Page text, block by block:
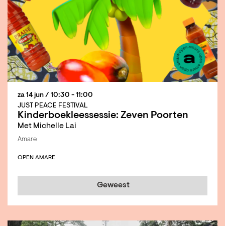
Kinderboek­leessessie: Zeven Poorten
Met Michelle Lai
JUST PEACE FESTIVAL
za 14 jun / 10:30 - 11:00
Amare
OPEN AMARE
Geweest